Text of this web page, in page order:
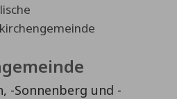
-Sonnenberg und -